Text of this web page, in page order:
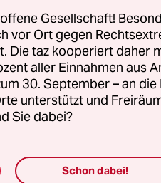
hat,
als eine Art
An vielen
bei den
zu untersagen.
Gesellschaft!
vor Ort gegen
Die taz kooperiert daher
aller Einnahmen aus
30. September – an
unterstützt und
Sie dabei?
Schon dabei!